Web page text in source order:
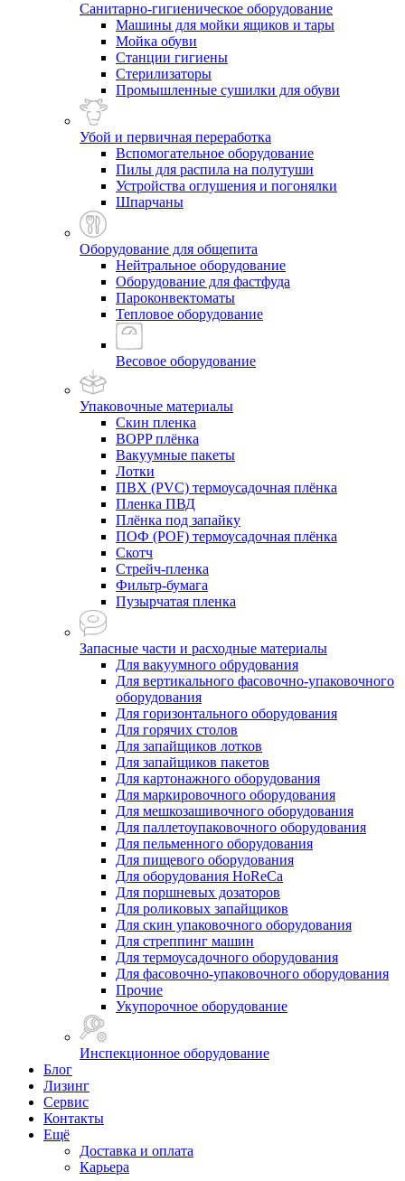
Санитарно-гигиеническое оборудование
Машины для мойки ящиков и тары
Мойка обуви
Станции гигиены
Стерилизаторы
Промышленные сушилки для обуви
Убой и первичная переработка
Вспомогательное оборудование
Пилы для распила на полутуши
Устройства оглушения и погонялки
Шпарчаны
Оборудование для общепита
Нейтральное оборудование
Оборудование для фастфуда
Пароконвектоматы
Тепловое оборудование
Весовое оборудование
Упаковочные материалы
Скин пленка
BOPP плёнка
Вакуумные пакеты
Лотки
ПВХ (PVC) термоусадочная плёнка
Пленка ПВД
Плёнка под запайку
ПОФ (POF) термоусадочная плёнка
Скотч
Стрейч-пленка
Фильтр-бумага
Пузырчатая пленка
Запасные части и расходные материалы
Для вакуумного обрудования
Для вертикального фасовочно-упаковочного
оборудования
Для горизонтального оборудования
Для горячих столов
Для запайщиков лотков
Для запайщиков пакетов
Для картонажного оборудования
Для маркировочного оборудования
Для мешкозашивочного оборудования
Для паллетоупаковочного оборудования
Для пельменного оборудования
Для пищевого оборудования
Для оборудования HoReCa
Для поршневых дозаторов
Для роликовых запайщиков
Для скин упаковочного оборудования
Для стреппинг машин
Для термоусадочного оборудования
Для фасовочно-упаковочного оборудования
Прочие
Укупорочное оборудование
Инспекционное оборудование
Блог
Лизинг
Сервис
Контакты
Ещё
Доставка и оплата
Карьера